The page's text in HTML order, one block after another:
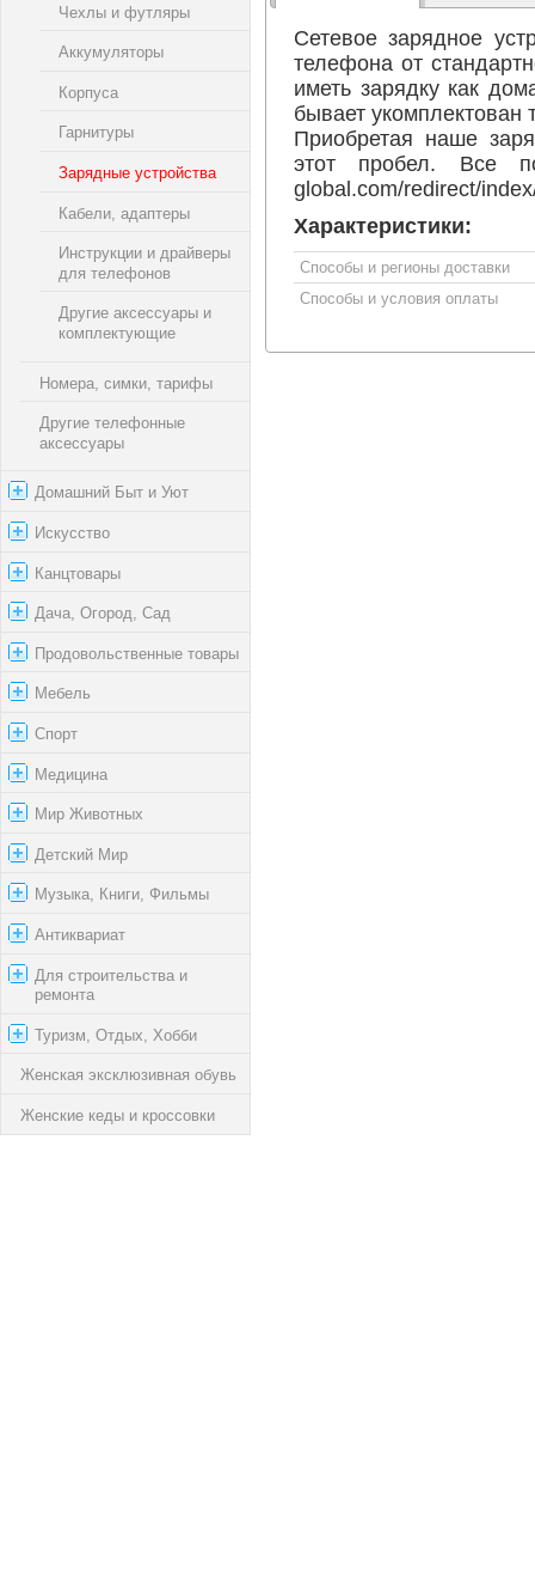
Чехлы и футляры
Аккумуляторы
Корпуса
Гарнитуры
Зарядные устройства
Кабели, адаптеры
Инструкции и драйверы
для телефонов
Другие аксессуары и
комплектующие
Номера, симки, тарифы
Другие телефонные
аксессуары
Домашний Быт и Уют
Искусство
Канцтовары
Дача, Огород, Сад
Продовольственные товары
Мебель
Спорт
Медицина
Мир Животных
Детский Мир
Музыка, Книги, Фильмы
Антиквариат
Для строительства и
ремонта
Туризм, Отдых, Хобби
Женская эксклюзивная обувь
Женские кеды и кроссовки
Сетевое зарядное
телефона от
иметь зарядку как
бывает укомплектован
Приобретая наше
этот пробел. Все
global.com/redirect/
Характеристики:
Способы и регионы доставки
Способы и условия оплаты